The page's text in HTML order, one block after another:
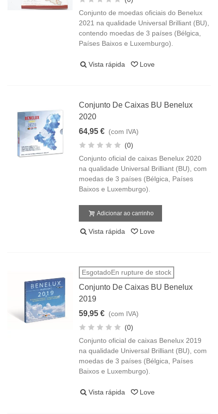
Conjunto de moedas oficiais do Benelux
2021 na qualidade Universal Brilliant (BU),
contendo moedas de 3 países (Bélgica,
Países Baixos e Luxemburgo).
Vista rápida Love
Conjunto De Caixas BU Benelux
2020
64,95 € (com IVA)
(0)
Conjunto oficial de caixas Benelux 2020
na qualidade Universal Brilliant (BU), com
moedas de 3 países (Bélgica, Países
Baixos e Luxemburgo).
Adicionar ao carrinho
Vista rápida Love
EsgotadoEn rupture de stock
Conjunto De Caixas BU Benelux
2019
59,95 € (com IVA)
(0)
Conjunto oficial de caixas Benelux 2019
na qualidade Universal Brilliant (BU), com
moedas de 3 países (Bélgica, Países
Baixos e Luxemburgo).
Vista rápida Love